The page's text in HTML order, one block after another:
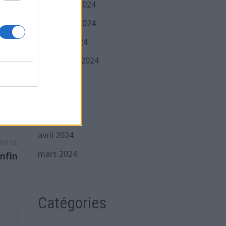
et
Publication
suivante :
décembre 2024
novembre 2024
octobre 2024
septembre 2024
avril 2024
mars 2024
Catégories